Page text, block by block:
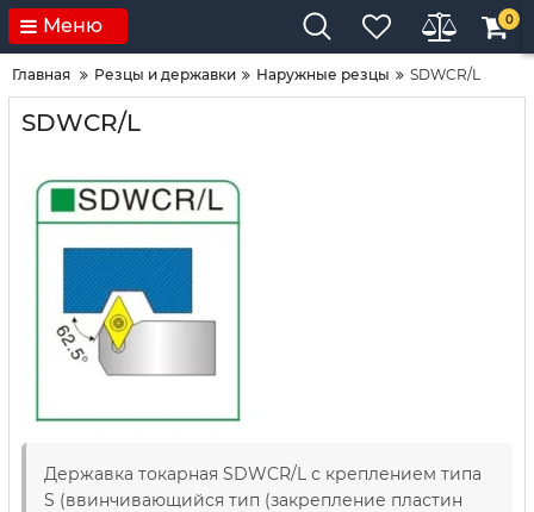
Меню 0
Главная Резцы и державки Наружные резцы SDWCR/L
SDWCR/L
Державка токарная SDWCR/L с креплением типа
S (ввинчивающийся тип (закрепление пластин